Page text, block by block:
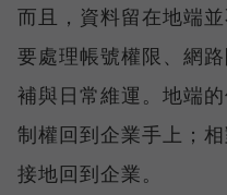
而且，資料留在地端
要處理帳號權限、網
補與日常維運。地端
制權回到企業手上；
接地回到企業。